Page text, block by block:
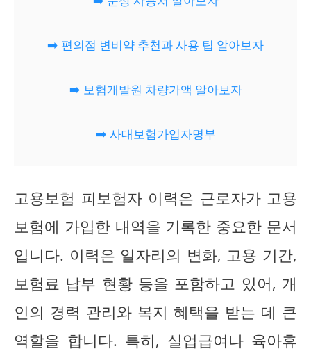
➡️ 편의점 변비약 추천과 사용 팁 알아보자
➡️ 보험개발원 차량가액 알아보자
➡️ 사대보험가입자명부
고용보험 피보험자 이력은 근로자가 고용
보험에 가입한 내역을 기록한 중요한 문서
입니다. 이력은 일자리의 변화, 고용 기간,
보험료 납부 현황 등을 포함하고 있어, 개
인의 경력 관리와 복지 혜택을 받는 데 큰
역할을 합니다. 특히, 실업급여나 육아휴